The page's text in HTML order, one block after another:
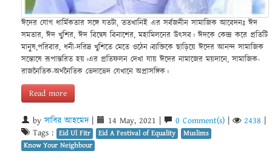
ঈদের যোগ ধার্মিকতার সঙ্গে যতটা, ততখানিই এর সর্বজনীন সামাজিক আবেদনঃ ঈদ
সমতার, ঈদ খুশির, ঈদ বিদ্বেষ বিনাশের, মহামিলনের উৎসব। ঈদকে কেন্দ্র করে প্রতিটি
মানুষ,পরিবার, ধনী-দরিদ্র খুশিতে মেতে ওঠেন।ব্যক্তিকে ছাড়িয়ে ঈদের আনন্দ সামাজিক
সন্তোষে রূপান্তরিত হয়।এর প্রতিফলন দেখা যায় ঈদের নামাজের ময়দানে, সামাজিক-
রাজনৈতিক-অর্থনৈতিক ভেদাভেদ যেখানে অপ্রাসঙ্গিক।
Read more
byসাবির আহমেদ| 14 May, 2021 | 0 Comment(s) 2438
Tags : Eid Ul Fitr Eid A Festival of Equality
Muslims
Know Your Neighbour